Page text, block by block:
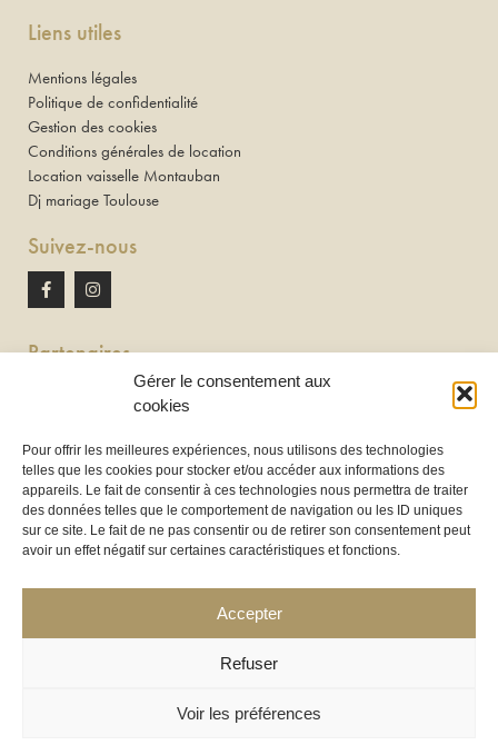
Gérer le consentement aux
cookies
Pour offrir les meilleures expériences, nous utilisons des technologies
telles que les cookies pour stocker et/ou accéder aux informations des
appareils. Le fait de consentir à ces technologies nous permettra de traiter
des données telles que le comportement de navigation ou les ID uniques
sur ce site. Le fait de ne pas consentir ou de retirer son consentement peut
avoir un effet négatif sur certaines caractéristiques et fonctions.
Accepter
Refuser
Voir les préférences
Liens utiles
Mentions légales
Politique de confidentialité
Gestion des cookies
Conditions générales de location
Location vaisselle Montauban
Dj mariage Toulouse
Suivez-nous
Partenaires
Newton discomobile
Location de tireuse à bière :
Les Frères Brasseurs à Aucamville